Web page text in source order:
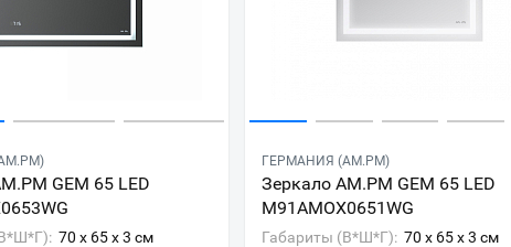
GEM 65 LED
70 x 65 x 3 см
ГЕРМАНИЯ (AM.PM)
Зеркало AM.PM GEM 65 LED
M91AMOX0651WG
Габариты (В*Ш*Г): 70 x 65 x 3 см